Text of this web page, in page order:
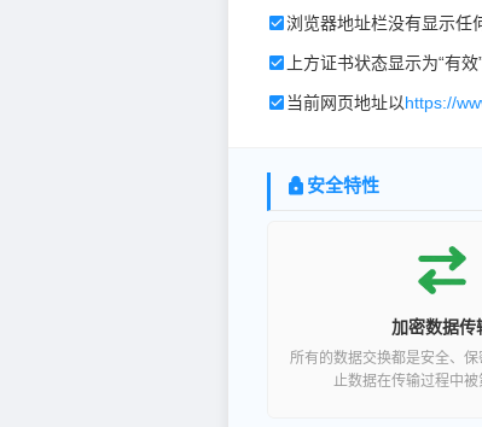
浏览器地址栏没有显示任
上方证书状态显示为“有效
当前网页地址以https://
安全特性
加密数据传
所有的数据交换都是安全、
止数据在传输过程中被